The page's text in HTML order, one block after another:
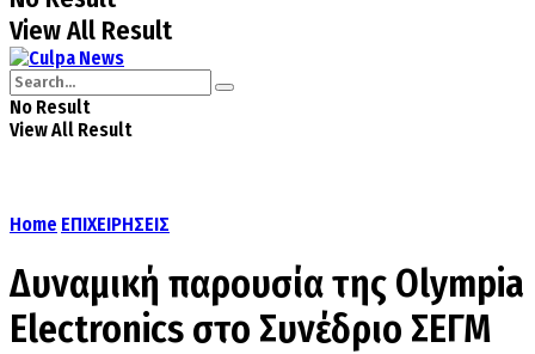
View All Result
No Result
View All Result
Home ΕΠΙΧΕΙΡΗΣΕΙΣ
Δυναμική παρουσία της Olympia
Electronics στο Συνέδριο ΣΕΓΜ